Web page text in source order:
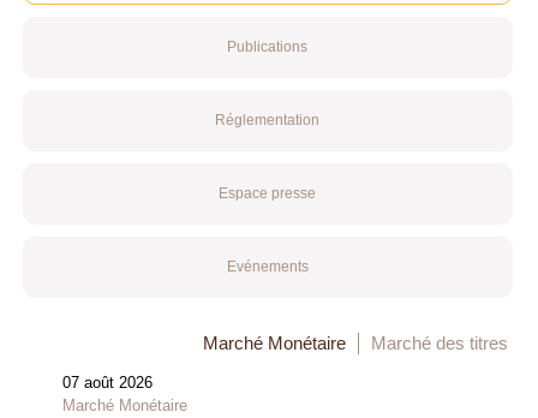
Publications
Réglementation
Espace presse
Evénements
Marché Monétaire Marché des titres
07 août 2026
Marché Monétaire